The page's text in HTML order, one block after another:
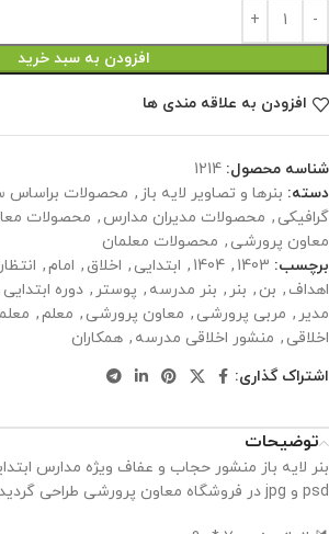
افزودن به سبد خرید
افزودن به علاقه مندی ها
شناسه محصول: 1214
دسته: بنرها و تصاویر لایه باز , محصولات
گرافیکی , محصولات مدیران مدارس , محصولات
معاون پرورشی , محصولات معلمان
برچسب: 1403
,
1404
, ابتدایی , اخلاق, امام,
اهداف , بن , بنر , بنر مدرسه , پوستر , دوره ابتدایی
مدیر , مربی پرورشی , معاون پرورشی , معلم,
اخلاقی , منشور اخلاقی مدرسه , همکاران
اشتراک گذاری:
توضیحات
بنر لایه باز منشور حجاب و عفاف ویژه مدارس
psd و jpg در فروشگاه معاون پرورشی طراحی گردید .